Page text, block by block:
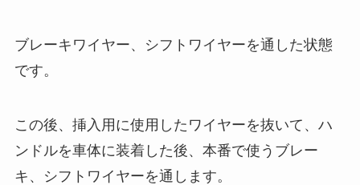
ブレーキワイヤー、シフトワイヤーを通した状態
です。
この後、挿入用に使用したワイヤーを抜いて、ハ
ンドルを車体に装着した後、本番で使うブレー
キ、シフトワイヤーを通します。